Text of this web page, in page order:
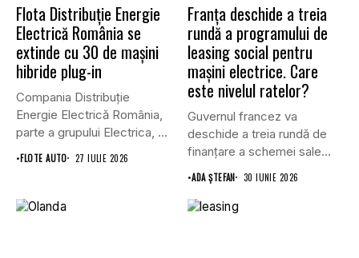
Flota Distribuție Energie
Electrică România se
extinde cu 30 de mașini
hibride plug-in
Compania Distribuție
Energie Electrică România,
parte a grupului Electrica, va
achiziționa, prin...
•FLOTE AUTO 27 IULIE 2026
Franța deschide a treia
rundă a programului de
leasing social pentru
mașini electrice. Care
este nivelul ratelor?
Guvernul francez va
deschide a treia rundă de
finanțare a schemei sale...
•ADA ȘTEFAN 30 IUNIE 2026